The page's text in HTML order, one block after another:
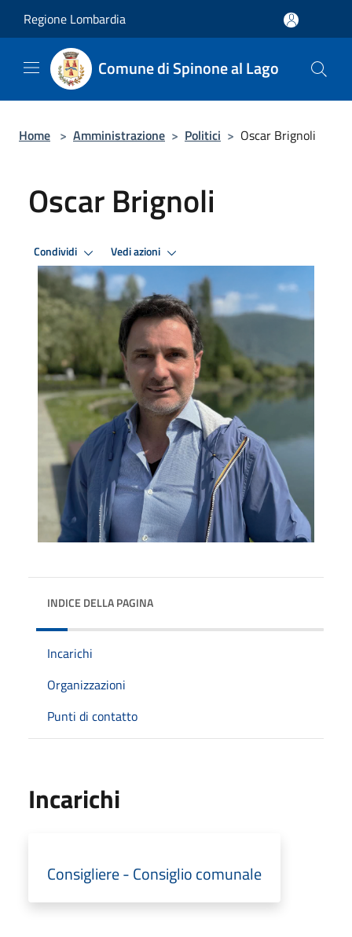
Regione Lombardia
Comune di Spinone al Lago
Home > Amministrazione > Politici > Oscar Brignoli
Oscar Brignoli
Condividi Vedi azioni
INDICE DELLA PAGINA
Incarichi
Organizzazioni
Punti di contatto
Incarichi
Consigliere - Consiglio comunale